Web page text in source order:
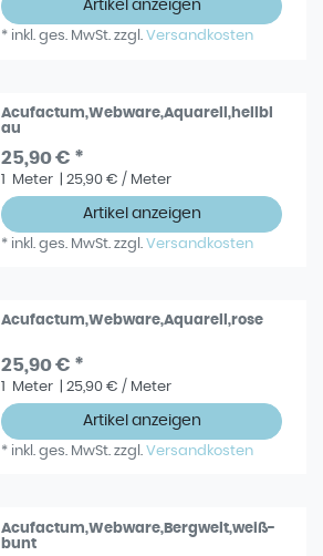
Artikel anzeigen
* inkl. ges. MwSt. zzgl.Versandkosten
Acufactum,Webware,Aquarell,hellbl
au
25,90 € *
1 Meter | 25,90 € / Meter
Artikel anzeigen
* inkl. ges. MwSt. zzgl.Versandkosten
Acufactum,Webware,Aquarell,rose
25,90 € *
1 Meter | 25,90 € / Meter
Artikel anzeigen
* inkl. ges. MwSt. zzgl.Versandkosten
Acufactum,Webware,Bergwelt,weiß-
bunt